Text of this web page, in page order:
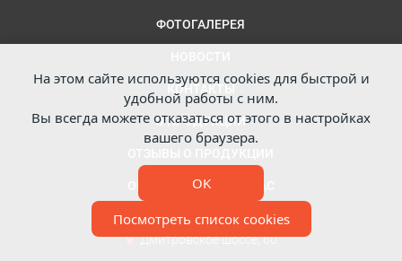
ФОТОГАЛЕРЕЯ
КОНТАКТЫ
О ПРОДУКЦИИ
ОСТАВЬТЕ ОТЗЫВ О НАС
Дмитровское шоссе, 60
На этом сайте используются cookies для быстрой и
удобной работы с ним.
Вы всегда можете отказаться от этого в настройках
вашего браузера.
OK
Посмотреть список cookies